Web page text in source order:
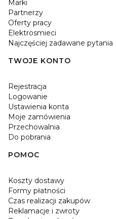
Marki
Partnerzy
Oferty pracy
Elektrosmieci
Najczęściej zadawane pytania
TWOJE KONTO
Rejestracja
Logowanie
Ustawienia konta
Moje zamówienia
Przechowalnia
Do pobrania
POMOC
Koszty dostawy
Formy płatności
Czas realizacji zakupów
Reklamacje i zwroty